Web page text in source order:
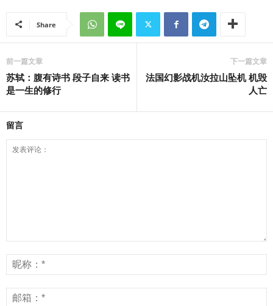
Share
前一篇文章
苏轼：腹有诗书 段子自来 读书
是一生的修行
下一篇文章
法国幻影战机汝拉山坠机 机毁
人亡
留言